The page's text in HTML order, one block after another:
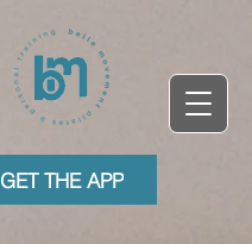
GET THE APP